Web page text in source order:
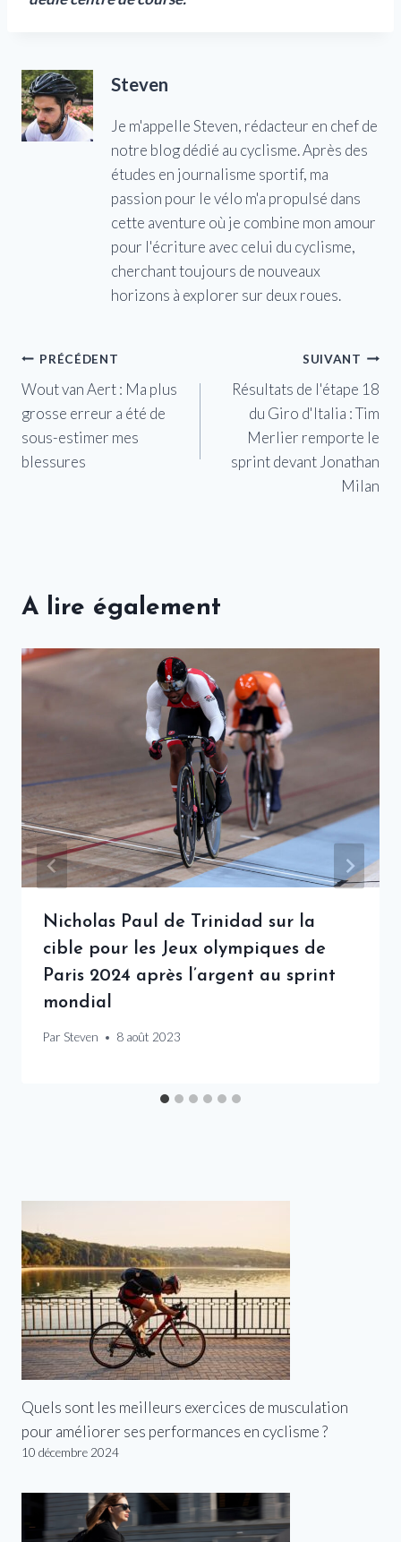
Steven
Je m'appelle Steven, rédacteur en chef de
notre blog dédié au cyclisme. Après des
études en journalisme sportif, ma
passion pour le vélo m'a propulsé dans
cette aventure où je combine mon amour
pour l'écriture avec celui du cyclisme,
cherchant toujours de nouveaux
horizons à explorer sur deux roues.
Navigation
de
l’article
PRÉCÉDENT
Wout van Aert : Ma plus
grosse erreur a été de
sous-estimer mes
blessures
SUIVANT
Résultats de l'étape 18
du Giro d'Italia : Tim
Merlier remporte le
sprint devant Jonathan
Milan
A lire également
Nicholas Paul de Trinidad sur la
cible pour les Jeux olympiques de
Paris 2024 après l’argent au sprint
mondial
Par Steven 8 août 2023
Quels sont les meilleurs exercices de musculation
pour améliorer ses performances en cyclisme ?
10 décembre 2024